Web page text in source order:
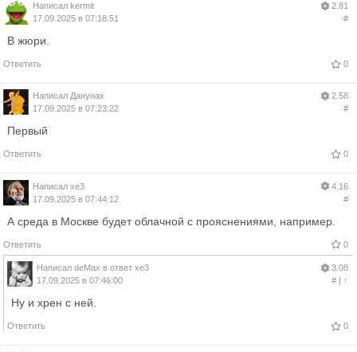
Написал kermit
17.09.2025 в 07:18:51
2.81
#
В жюри.
Ответить 0
Написал Данунах
17.09.2025 в 07:23:22
2.58
#
Первый
Ответить 0
Написал xe3
17.09.2025 в 07:44:12
4.16
#
А среда в Москве будет облачной с прояснениями, например.
Ответить 0
Написал deMax в ответ xe3
17.09.2025 в 07:46:00
3.08
#| ↑
Ну и хрен с ней.
Ответить 0